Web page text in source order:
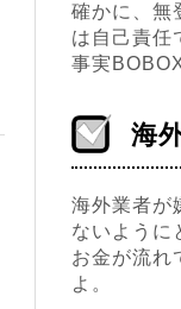
確かに、無
は自己責任
事実
海
海外業者が
ないように
お金が流れ
よ。